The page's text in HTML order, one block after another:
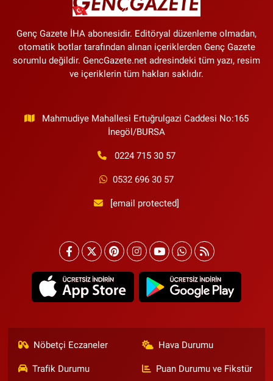
Genç Gazete İHA abonesidir. Editöryal düzenleme olmadan,
otomatik botlar tarafından alınan içeriklerden Genç Gazete
sorumlu değildir. GencGazete.net adresindeki tüm yazı, resim
ve içeriklerin tüm hakları saklıdır.
Mahmudiye Mahallesi Ertuğrulgazi Caddesi No:165
İnegöl/BURSA
0224 715 30 57
0532 696 30 57
[email protected]
Nöbetçi Eczaneler Hava Durumu
Trafik Durumu Puan Durumu ve Fikstür